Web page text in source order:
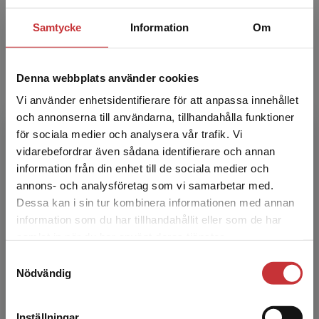
Samtycke Information Om
Denna webbplats använder cookies
Vi använder enhetsidentifierare för att anpassa innehållet
och annonserna till användarna, tillhandahålla funktioner
för sociala medier och analysera vår trafik. Vi
vidarebefordrar även sådana identifierare och annan
information från din enhet till de sociala medier och
annons- och analysföretag som vi samarbetar med.
Dessa kan i sin tur kombinera informationen med annan
information som du har tillhandahållit eller som de har
Nödvändig
Begränsad fraktregion
Det verkar som att du besöker
studentlitteratur.se via en enhet utanför Sverige.
Vi erbjuder inte leveranser utanför Sverige. För
att kunna slutföra ett köp måste
Johan Jarlbrink är lektor i medie- och
kommunikationsvetenskap och docent i
mediehistoria, verksam vid Umeå universitet.
Hans forskning behandlar f...